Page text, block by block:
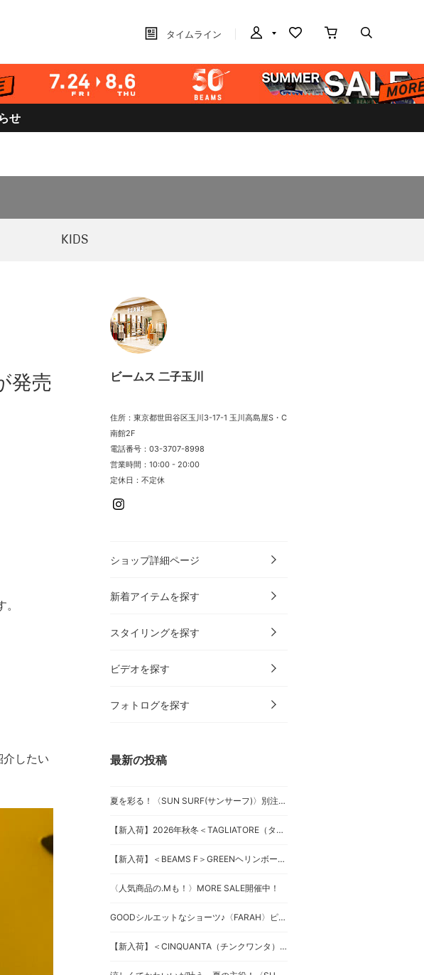
タイムライン
せ
KIDS
発売
したい
ビームス 二子玉川
住所：東京都世田谷区玉川3-17-1 玉川高島屋S・C
南館2F
電話番号：03-3707-8998
営業時間：10:00 - 20:00
定休日：不定休
ショップ詳細ページ
新着アイテムを探す
スタイリングを探す
ビデオを探す
フォトログを探す
最新の投稿
夏を彩る！〈SUN SURF(サンサーフ)〉別注キャミワンピース
【新入荷】2026年秋冬＜TAGLIATORE（タリアトーレ）＞ダブルブレストジャケット
【新入荷】＜BEAMS F＞GREENヘリンボーンジャケット
〈人気商品の.Mも！〉MORE SALE開催中！
GOODシルエットなショーツ♪〈FARAH〉ピンタックショーツ！
【新入荷】＜CINQUANTA（チンクワンタ）＞スペシャルなドライビングブルゾン